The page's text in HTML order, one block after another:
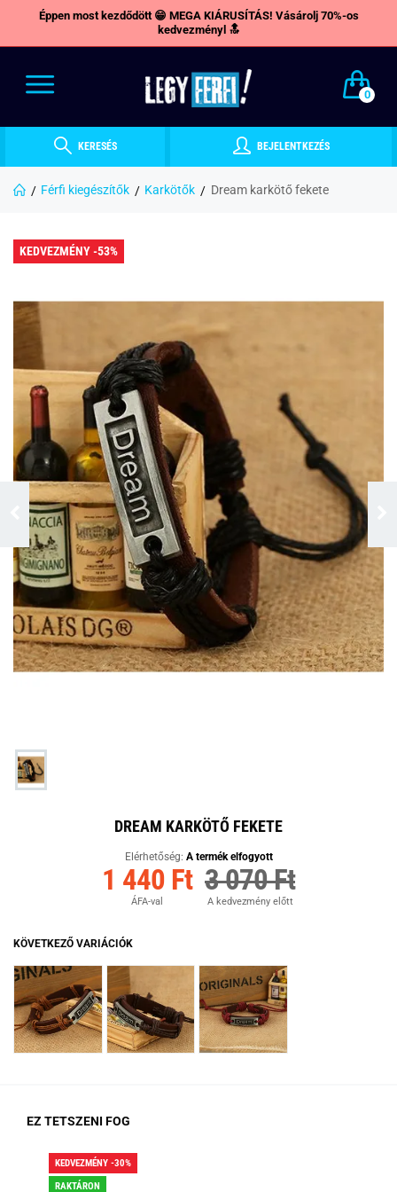
Éppen most kezdődött 😁 MEGA KIÁRUSÍTÁS! Vásárolj 70%-os
kedvezményl 🔝
0
KERESÉS BEJELENTKEZÉS
Férfi kiegészítők Karkötők Dream karkötő fekete
KEDVEZMÉNY -53%
DREAM KARKÖTŐ FEKETE
Elérhetőség: A termék elfogyott
1 440 Ft
ÁFA-val
3 070 Ft
A kedvezmény előtt
KÖVETKEZŐ VARIÁCIÓK
EZ TETSZENI FOG
KEDVEZMÉNY -30%
RAKTÁRON